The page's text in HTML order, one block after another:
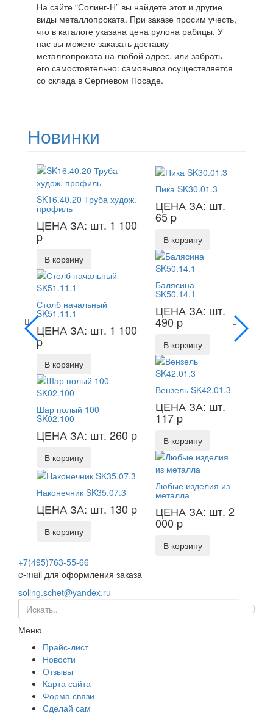
На сайте “Солинг-Н” вы найдете этот и другие
виды металлопроката. При заказе просим учесть,
что в каталоге указана цена рулона рабицы. У
нас вы можете заказать доставку
металлопроката на любой адрес, или забрать
его самостоятельно: самовывоз осуществляется
со склада в Сергиевом Посаде.
Новинки
SK16.40.20 Труба худож.
профиль
ЦЕНА ЗА: шт. 1 100
p
В корзину
Столб начальный
SK51.11.1
ЦЕНА ЗА: шт. 1 100
p
В корзину
Шар полый 100
SK02.100
ЦЕНА ЗА: шт. 260 p
В корзину
Наконечник SK35.07.3
ЦЕНА ЗА: шт. 130 p
В корзину
Пика SK30.01.3
ЦЕНА ЗА: шт.
65 p
В корзину
Балясина
SK50.14.1
ЦЕНА ЗА: шт.
490 p
В корзину
Вензель SK42.01.3
ЦЕНА ЗА: шт.
117 p
В корзину
Любые изделия из
металла
ЦЕНА ЗА: шт. 2
000 p
В корзину
+7(495)763-55-66
e-mail для оформления заказа
soling.schet@yandex.ru
Меню
Прайс-лист
Новости
Отзывы
Карта сайта
Форма связи
Сделай сам